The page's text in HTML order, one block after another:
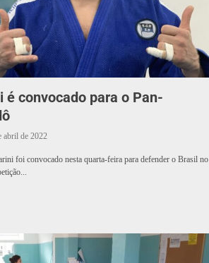
é convocado para o Pan-
abril de 2022
foi convocado nesta quarta-feira para defender o Brasil no